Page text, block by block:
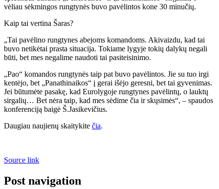
vėliau sėkmingos rungtynės buvo pavėlintos kone 30 minučių.
Kaip tai vertina Šaras?
„Tai pavėlino rungtynes ​​abejoms komandoms. Akivaizdu, kad tai
buvo netikėtai prasta situacija. Tokiame lygyje tokių dalykų negali
būti, bet mes negalime naudoti tai pasiteisinimo.
„Pao“ komandos rungtynės taip pat buvo pavėlintos. Jie su tuo irgi
kentėjo, bet „Panathinaikos“ į gerai išėjo geresni, bet tai gyvenimas.
Jei būtumėte pasakę, kad Eurolygoje rungtynes ​​pavėlintų, o lauktų
sirgalių… Bet nėra taip, kad mes sėdime čia ir skųsimės“, – spaudos
konferenciją baigė Š.Jasikevičius.
Daugiau naujienų skaitykite čia.
Source link
Post navigation